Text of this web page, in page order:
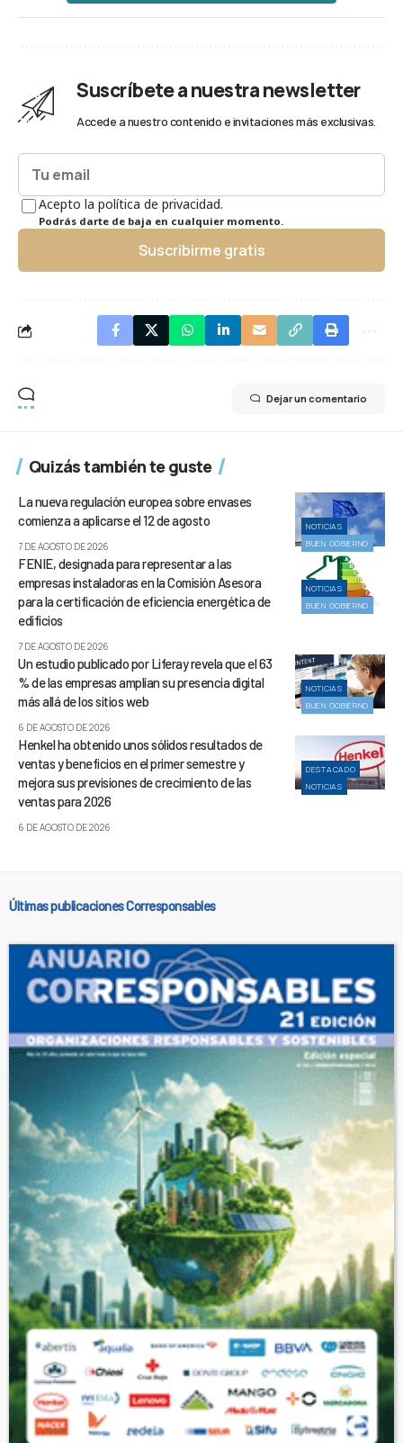
Suscríbete a nuestra newsletter
Accede a nuestro contenido e invitaciones más exclusivas.
Acepto la política de privacidad.
Podrás darte de baja en cualquier momento.
Suscribirme gratis
Dejar un comentario
Quizás también te guste
NOTICIAS
BUEN GOBIERNO
La nueva regulación europea sobre envases
comienza a aplicarse el 12 de agosto
7 DE AGOSTO DE 2026
NOTICIAS
BUEN GOBIERNO
FENIE, designada para representar a las
empresas instaladoras en la Comisión Asesora
para la certificación de eficiencia energética de
edificios
7 DE AGOSTO DE 2026
NOTICIAS
BUEN GOBIERNO
Un estudio publicado por Liferay revela que el 63
% de las empresas amplían su presencia digital
más allá de los sitios web
6 DE AGOSTO DE 2026
DESTACADO
NOTICIAS
Henkel ha obtenido unos sólidos resultados de
ventas y beneficios en el primer semestre y
mejora sus previsiones de crecimiento de las
ventas para 2026
6 DE AGOSTO DE 2026
Últimas publicaciones Corresponsables